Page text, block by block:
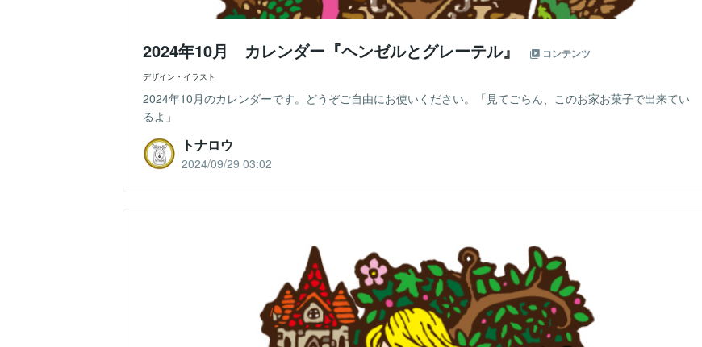
2024年10月 カレンダー『ヘンゼルとグレーテル』 コンテンツ
デザイン・イラスト
2024年10月のカレンダーです。どうぞご自由にお使いください。「見てごらん、このお家お菓子で出来てい
るよ」
トナロウ
2024/09/29 03:02